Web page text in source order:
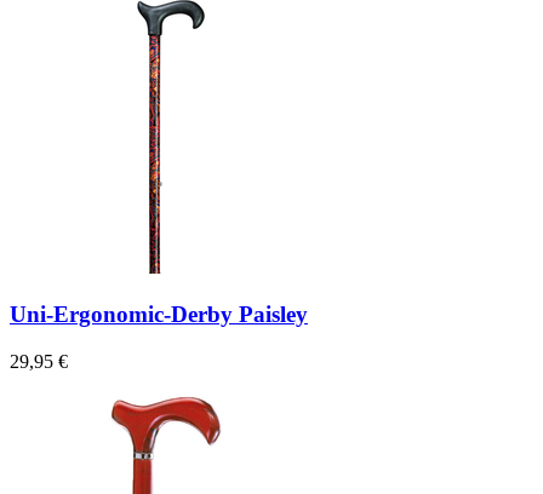
Uni-Ergonomic-Derby Paisley
29,95 €